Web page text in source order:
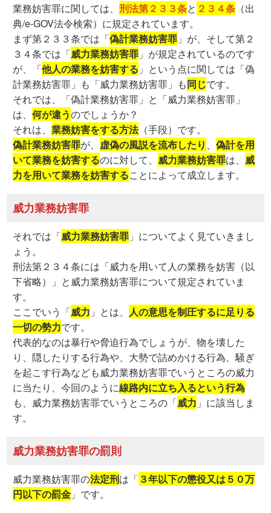
業務妨害罪に関しては、刑法第２３３条と ２３４条 （出
典/e-GOV法令検索）に規定されています。
まず第２３３条では「偽計業務妨害罪 」が、そして第２
３４条では「威力業務妨害罪 」が規定されているのです
が、「他人の業務を妨害する 」という点に関しては「偽
計業務妨害罪」も「威力業務妨害罪」も同じです。
それでは、「偽計業務妨害罪」と「威力業務妨害罪」
は、何が違うのでしょうか？
それは、業務妨害をする方法（手段）です。
偽計業務妨害罪が、 虚偽の風説を流布したり 、偽計を用
いて業務を妨害するのに対して、 威力業務妨害罪は、 威
力を用いて業務を妨害することによって成立します。
威力業務妨害罪
それでは「威力業務妨害罪 」についてよく見ていきまし
ょう。
刑法第２３４条には「威力を用いて人の業務を妨害（以
下省略）」と威力業務妨害罪について規定されていま
す。
ここでいう「威力 」とは、 人の意思を制圧するに足りる
一切の勢力です。
代表的なのは暴行や脅迫行為でしょうが、物を壊した
り、隠したりする行為や、大勢で詰めかける行為、騒ぎ
を起こす行為なども威力業務妨害罪でいうところの威力
に当たり、今回のように線路内に立ち入るという行為
も、威力業務妨害罪でいうところの「威力 」に該当しま
す。
威力業務妨害罪の罰則
威力業務妨害罪の法定刑は「 ３年以下の懲役又は５０万
円以下の罰金 」です。